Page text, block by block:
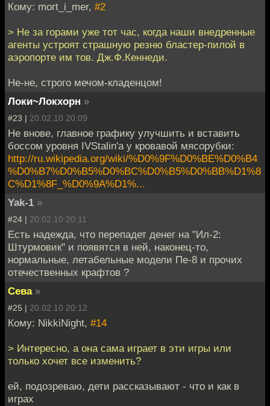
Кому: mort_i_mer, #2
> Не за горами уже тот час, когда наши внедренные
агенты устроят страшную резню бластер-пилой в
аэропорте им тов. Дж.Ф.Кеннеди.
Не-не, строго мечом-кладенцом!
Локи~Локхорн »
#23 | 20.02.10 20:09
Не внове, главное графику улучшить и вставить
боссом уровня IVStalin'а у кровавой мясорубки:
http://ru.wikipedia.org/wiki/%D0%9F%D0%BE%D0%B4
%D0%B7%D0%B5%D0%BC%D0%B5%D0%BB%D1%8
C%D1%8F_%D0%9A%D1%...
Yak-1 »
#24 | 20.02.10 20:11
Есть надежда, что перепадет денег на "Ил-2:
Штурмовик" и появятся в ней, наконец-то,
нормальные, летабельные модели Пе-8 и прочих
отечественных крафтов ?
Сева »
#25 | 20.02.10 20:12
Кому: NikkiNight, #14
> Интересно, а она сама играет в эти игры или
только хочет все изменить?
ей, подозреваю, дети рассказывают - что и как в
играх